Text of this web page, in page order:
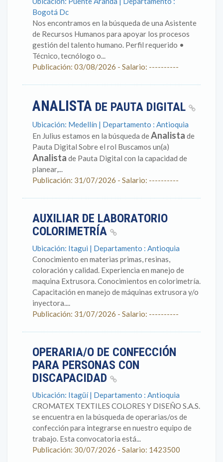
Bogotá Dc
Nos encontramos en la búsqueda de una Asistente
de Recursos Humanos para apoyar los procesos
gestión del talento humano. Perfil requerido •
Técnico, tecnólogo o...
Publicación: 03/08/2026 - Salario: ----------
ANALISTA DE PAUTA DIGITAL
Ubicación: Medellín | Departamento : Antioquia
En Julius estamos en la búsqueda deAnalista de
Pauta Digital Sobre el rol Buscamos un(a)
Analista de Pauta Digital con la capacidad de
planear,...
Publicación: 31/07/2026 - Salario: ----------
AUXILIAR DE LABORATORIO
COLORIMETRÍA
Ubicación: Itagui | Departamento : Antioquia
Conocimiento en materias primas, resinas,
coloración y calidad. Experiencia en manejo de
maquina Extrusora. Conocimientos en colorimetría.
Capacitación en manejo de máquinas extrusora y/o
inyectora....
Publicación: 31/07/2026 - Salario: ----------
OPERARIA/O DE CONFECCIÓN
PARA PERSONAS CON
DISCAPACIDAD
Ubicación: Itagüí | Departamento : Antioquia
CROMATEX TEXTILES COLORES Y DISEÑO S.A.S.
se encuentra en la búsqueda de operarias/os de
confección para integrarse en nuestro equipo de
trabajo. Esta convocatoria está...
Publicación: 30/07/2026 - Salario: 1423500